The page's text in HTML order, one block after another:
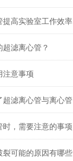
提高实验室工作效率
滤离心管？
注意事项
超滤离心管与离心管
时，需要注意的事项
裂可能的原因有哪些